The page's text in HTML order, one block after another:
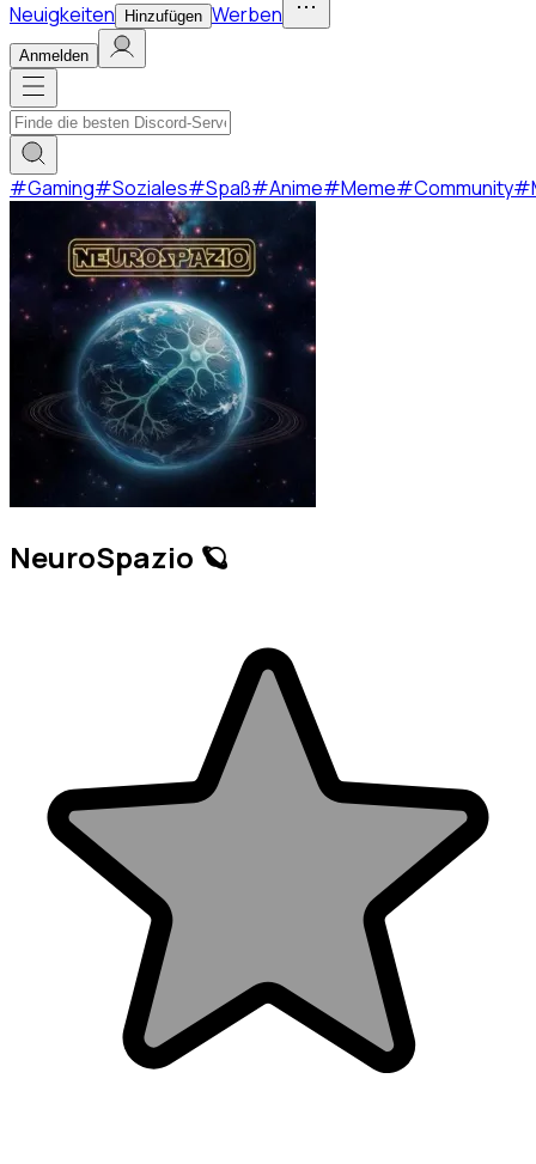
Neuigkeiten Hinzufügen Werben
Anmelden
#Gaming#Soziales#Spaß#Anime#Meme#Community#
NeuroSpazio 🪐